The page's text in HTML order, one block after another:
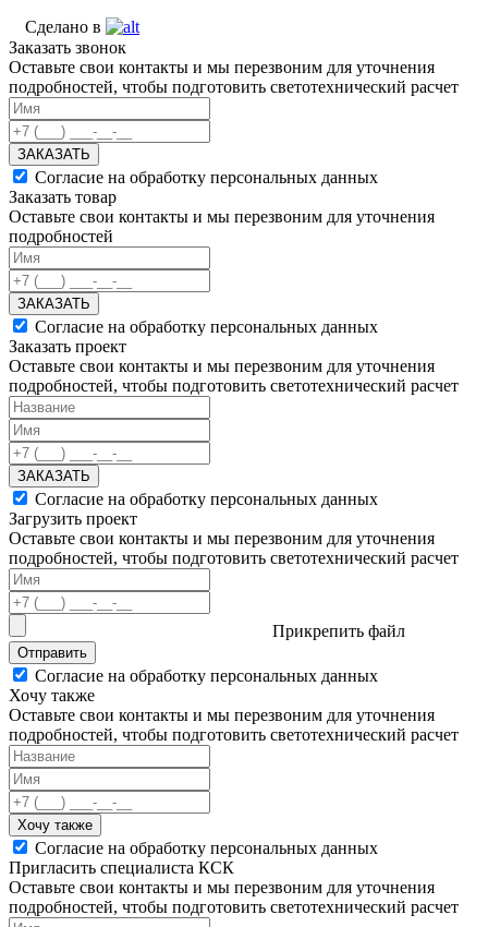
Сделано в
Заказать звонок
Оставьте свои контакты и мы перезвоним для уточнения
подробностей, чтобы подготовить светотехнический расчет
ЗАКАЗАТЬ
Согласие на обработку персональных данных
Заказать товар
Оставьте свои контакты и мы перезвоним для уточнения
подробностей
ЗАКАЗАТЬ
Согласие на обработку персональных данных
Заказать проект
Оставьте свои контакты и мы перезвоним для уточнения
подробностей, чтобы подготовить светотехнический расчет
ЗАКАЗАТЬ
Согласие на обработку персональных данных
Загрузить проект
Оставьте свои контакты и мы перезвоним для уточнения
подробностей, чтобы подготовить светотехнический расчет
Прикрепить файл
Отправить
Согласие на обработку персональных данных
Хочу также
Оставьте свои контакты и мы перезвоним для уточнения
подробностей, чтобы подготовить светотехнический расчет
Хочу также
Согласие на обработку персональных данных
Пригласить специалиста КСК
Оставьте свои контакты и мы перезвоним для уточнения
подробностей, чтобы подготовить светотехнический расчет